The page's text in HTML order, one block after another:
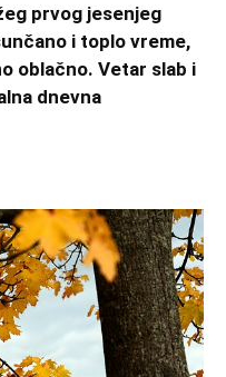
prvog jesenjeg
i toplo vreme,
oblačno. Vetar slab i
dnevna